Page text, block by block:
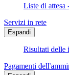
Liste di attesa
Servizi in rete
Espandi
Risultati delle
Pagamenti